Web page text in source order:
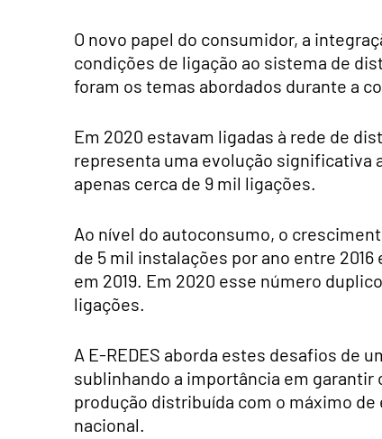
O novo papel do consumidor, a
condições de ligação ao sistema de
foram os temas abordados durante a
Em 2020 estavam ligadas à rede de
representa uma evolução significativa
apenas cerca de 9 mil ligações.
Ao nível do autoconsumo, o
de 5 mil instalações por ano entre
em 2019. Em 2020 esse número
ligações.
A E-REDES aborda estes desafios de
sublinhando a importância em
produção distribuída com o máximo
nacional.